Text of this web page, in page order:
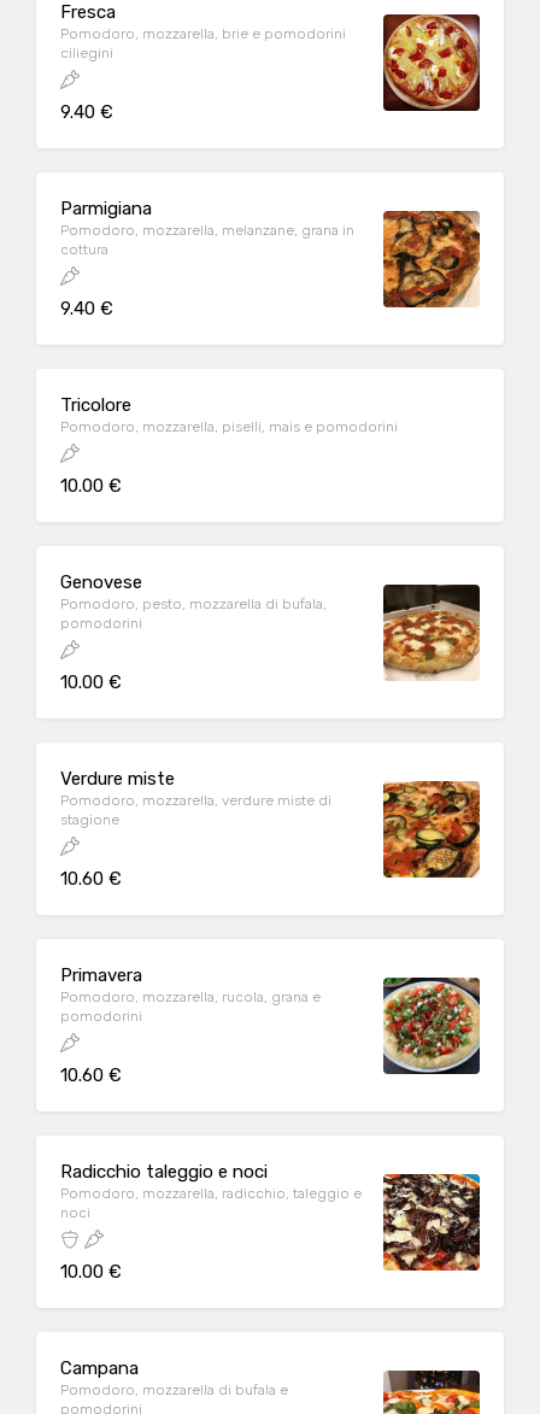
Fresca
Pomodoro, mozzarella, brie e pomodorini
ciliegini
9.40 €
Parmigiana
Pomodoro, mozzarella, melanzane, grana in
cottura
9.40 €
Tricolore
Pomodoro, mozzarella, piselli, mais e pomodorini
10.00 €
Genovese
Pomodoro, pesto, mozzarella di bufala,
pomodorini
10.00 €
Verdure miste
Pomodoro, mozzarella, verdure miste di
stagione
10.60 €
Primavera
Pomodoro, mozzarella, rucola, grana e
pomodorini
10.60 €
Radicchio taleggio e noci
Pomodoro, mozzarella, radicchio, taleggio e
noci
10.00 €
Campana
Pomodoro, mozzarella di bufala e
pomodorini